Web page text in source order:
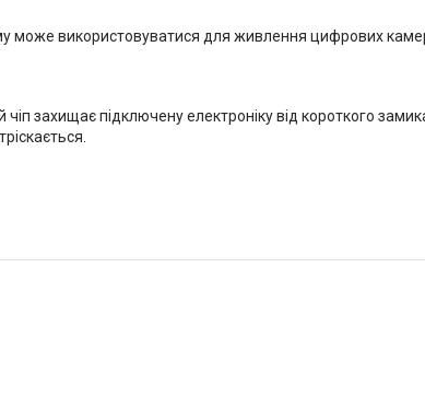
використовуватися для живлення цифрових камер,
захищає підключену електроніку від короткого